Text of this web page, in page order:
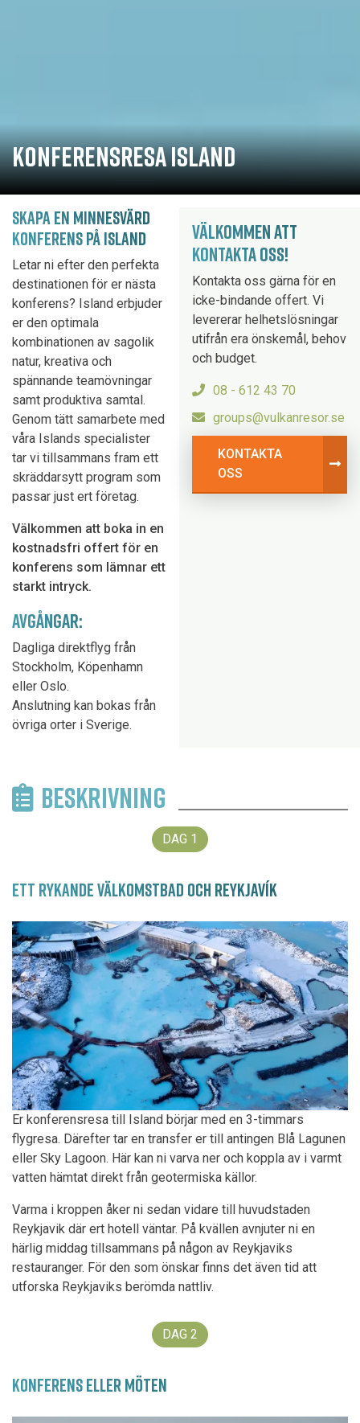
KONFERENSRESA ISLAND
SKAPA EN MINNESVÄRD
KONFERENS PÅ ISLAND
Letar ni efter den perfekta
destinationen för er nästa
konferens? Island erbjuder
er den optimala
kombinationen av sagolik
natur, kreativa och
spännande teamövningar
samt produktiva samtal.
Genom tätt samarbete med
våra Islands specialister
tar vi tillsammans fram ett
skräddarsytt program som
passar just ert företag.
Välkommen att boka in en
kostnadsfri offert för en
konferens som lämnar ett
starkt intryck.
AVGÅNGAR:
Dagliga direktflyg från
Stockholm, Köpenhamn
eller Oslo.
Anslutning kan bokas från
övriga orter i Sverige.
VÄLKOMMEN ATT
KONTAKTA OSS!
Kontakta oss gärna för en
icke-bindande offert. Vi
levererar helhetslösningar
utifrån era önskemål, behov
och budget.
08 - 612 43 70
groups@vulkanresor.se
KONTAKTA
OSS
BESKRIVNING
DAG 1
ETT RYKANDE VÄLKOMSTBAD OCH REYKJAVÍK
Er konferensresa till Island börjar med en 3-timmars
flygresa. Därefter tar en transfer er till antingen Blå Lagunen
eller Sky Lagoon. Här kan ni varva ner och koppla av i varmt
vatten hämtat direkt från geotermiska källor.
Varma i kroppen åker ni sedan vidare till huvudstaden
Reykjavik där ert hotell väntar. På kvällen avnjuter ni en
härlig middag tillsammans på någon av Reykjaviks
restauranger. För den som önskar finns det även tid att
utforska Reykjaviks berömda nattliv.
DAG 2
KONFERENS ELLER MÖTEN